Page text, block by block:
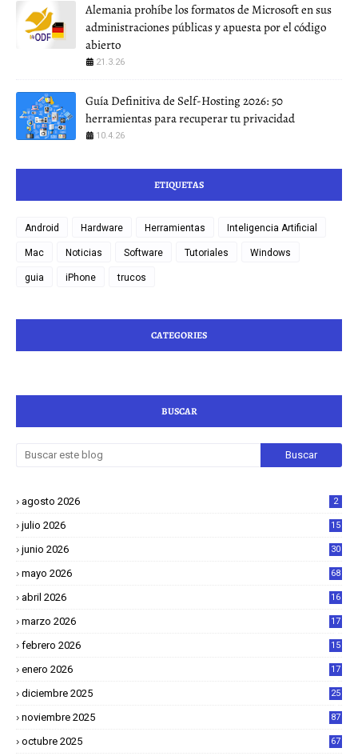
Alemania prohíbe los formatos de Microsoft en sus
administraciones públicas y apuesta por el código
abierto
21.3.26
Guía Definitiva de Self-Hosting 2026: 50
herramientas para recuperar tu privacidad
10.4.26
ETIQUETAS
Android Hardware Herramientas Inteligencia Artificial
Mac Noticias Software Tutoriales Windows
guia iPhone trucos
CATEGORIES
BUSCAR
agosto 2026 2
julio 2026 15
junio 2026 30
mayo 2026 68
abril 2026
16
marzo 2026
17
febrero 2026
15
enero 2026
17
diciembre 2025
25
noviembre 2025 87
octubre 2025 67